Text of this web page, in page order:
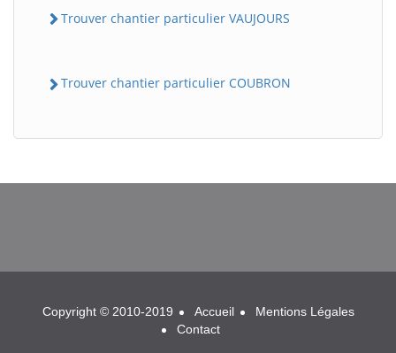
Trouver chantier particulier VAUJOURS
Trouver chantier particulier COUBRON
BatiWebPro
Copyright © 2010-2019 Accueil
Mentions Légales
Contact